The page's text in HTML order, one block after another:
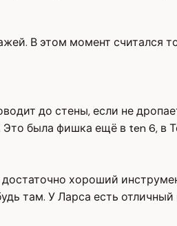
В этом момент считался
до стены, если не
была фишка ещё в ten 6, в
хороший
там. У Ларса есть